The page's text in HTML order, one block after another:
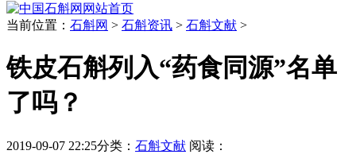
网站首页
当前位置： 石斛网 > 石斛资讯 > 石斛文献 >
铁皮石斛列入“药食同源”名单
了吗？
2019-09-07 22:25分类： 石斛文献 阅读：